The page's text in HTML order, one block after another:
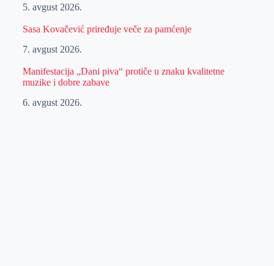
5. avgust 2026.
Sasa Kovačević priređuje veče za pamćenje
7. avgust 2026.
Manifestacija „Dani piva“ protiče u znaku kvalitetne
muzike i dobre zabave
6. avgust 2026.